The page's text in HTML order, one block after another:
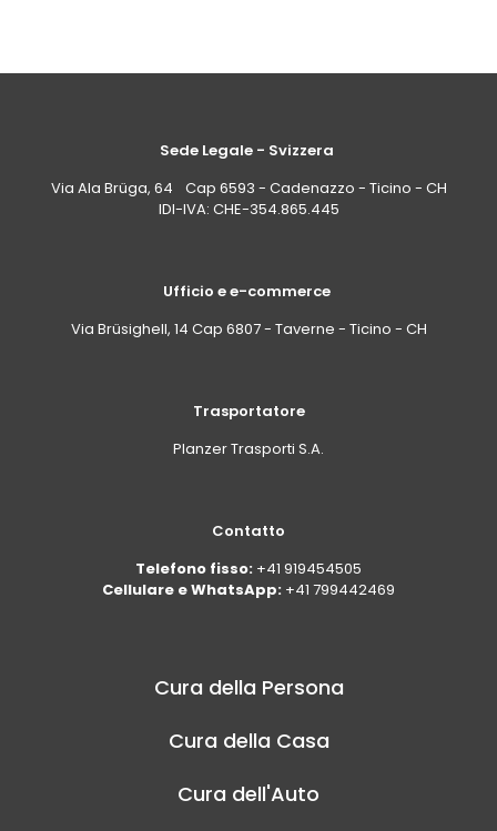
Sede Legale - Svizzera
Via Ala Brüga, 64 Cap 6593 - Cadenazzo - Ticino - CH
IDI-IVA: CHE-354.865.445
Ufficio e e-commerce
Via Brüsighell, 14 Cap 6807 - Taverne - Ticino - CH
Trasportatore
Planzer Trasporti S.A.
Contatto
Telefono fisso: +41 919454505
Cellulare e WhatsApp: +41 799442469
Cura della Persona
Cura della Casa
Cura dell'Auto